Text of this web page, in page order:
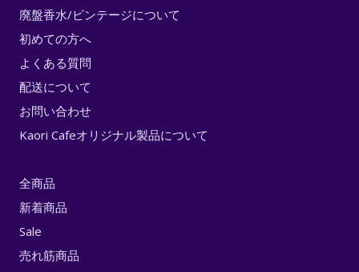
廃盤香水/ビンテージについて
初めての方へ
よくある質問
配送について
お問い合わせ
Kaori Cafeオリジナル製品について
全商品
新着商品
Sale
売れ筋商品